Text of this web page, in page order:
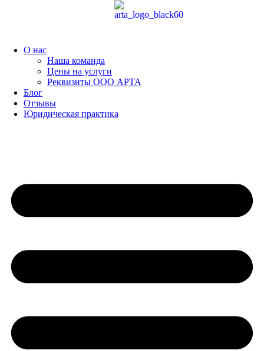
О нас
Наша команда
Цены на услуги
Реквизиты ООО АРТА
Блог
Отзывы
Юридическая практика